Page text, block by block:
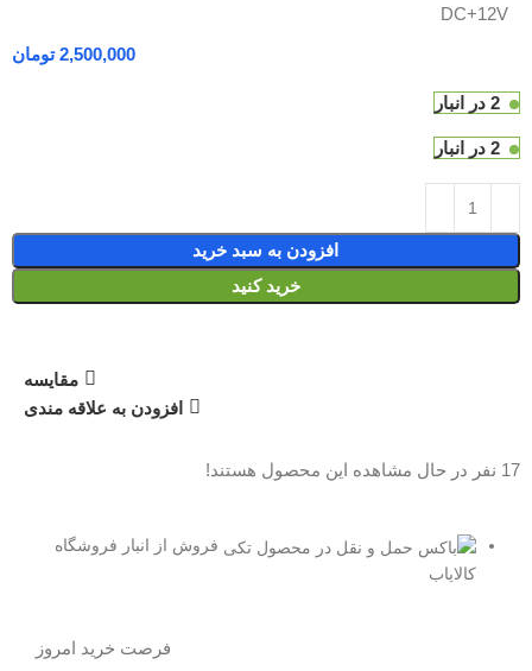
DC+12V
تومان
2 در انبار
2 در انبار
افزودن به سبد خرید
خرید کنید
مقایسه
افزودن به علاقه مندی
17 نفر در حال مشاهده این محصول هستند!
فروش از انبار فروشگاه
کالایاب
فرصت خرید امروز